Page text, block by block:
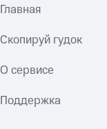
Главная
Скопируй гудок
О сервисе
Поддержка